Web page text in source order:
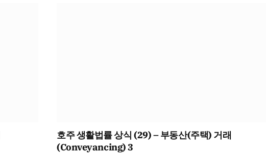
호주 생활법률 상식 (29) – 부동산(주택) 거래
(Conveyancing) 3